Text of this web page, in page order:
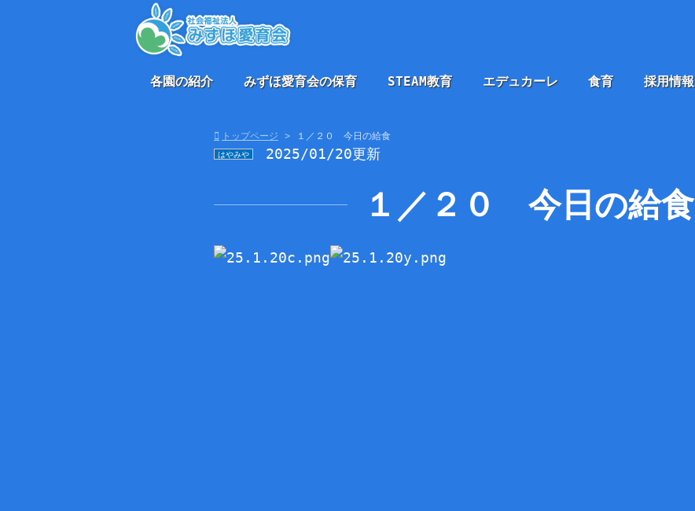
各園の紹介 みずほ愛育会の保育 STEAM教育 エデュカーレ 食育 採用情報
トップページ １／２０ 今日の給食
はやみや 2025/01/20更新
１／２０ 今日の給食